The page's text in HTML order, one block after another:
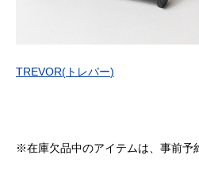
TREVOR( トレバー)
※在庫欠品中のアイテムは、事前予